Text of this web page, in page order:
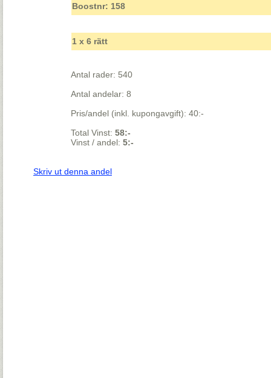
Boostnr: 158
1 x 6 rätt
Antal rader: 540
Antal andelar: 8
Pris/andel (inkl. kupongavgift): 40:-
Total Vinst:58:-
Vinst / andel:5:-
Skriv ut denna andel